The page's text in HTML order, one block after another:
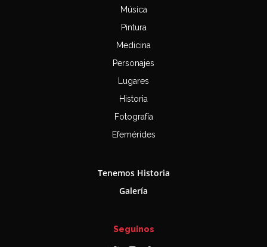
Música
Pintura
Medicina
Personajes
Lugares
Historia
Fotografía
Efemérides
Tenemos Historia
Galería
Seguinos